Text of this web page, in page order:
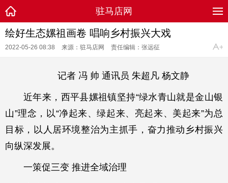
驻马店网
绘好生态嫘祖画卷 唱响乡村振兴大戏
2022-05-26 08:38 来源：驻马店网 责任编辑：张远征
记者 冯 帅 通讯员 朱超凡 杨文静
近年来，西平县嫘祖镇坚持“绿水青山就是金山银
山”理念，以“净起来、绿起来、亮起来、美起来”为总
目标，以人居环境整治为主抓手，奋力推动乡村振兴
向纵深发展。
一策促三变 推进全域治理